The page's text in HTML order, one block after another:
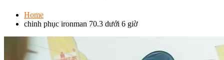
Home
chinh phục ironman 70.3 dưới 6 giờ